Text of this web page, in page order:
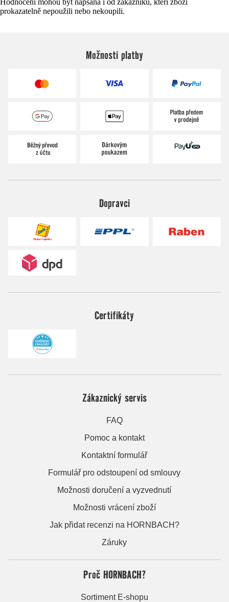
Hodnocení mohou být napsána i od zákazníků, kteří zboží
prokazatelně nepoužili nebo nekoupili.
Možnosti platby
Dopravci
Certifikáty
Zákaznický servis
FAQ
Pomoc a kontakt
Kontaktní formulář
Formulář pro odstoupení od smlouvy
Možnosti doručení a vyzvednutí
Možnosti vrácení zboží
Jak přidat recenzi na HORNBACH?
Záruky
Proč HORNBACH?
Sortiment E-shopu